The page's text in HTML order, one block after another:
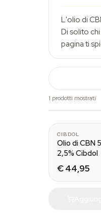
L'olio di
Di solito
pagina ti
1 prodotti mostrati
CIBDOL
Olio di CBN
2,5% Cibdol
€ 44,95